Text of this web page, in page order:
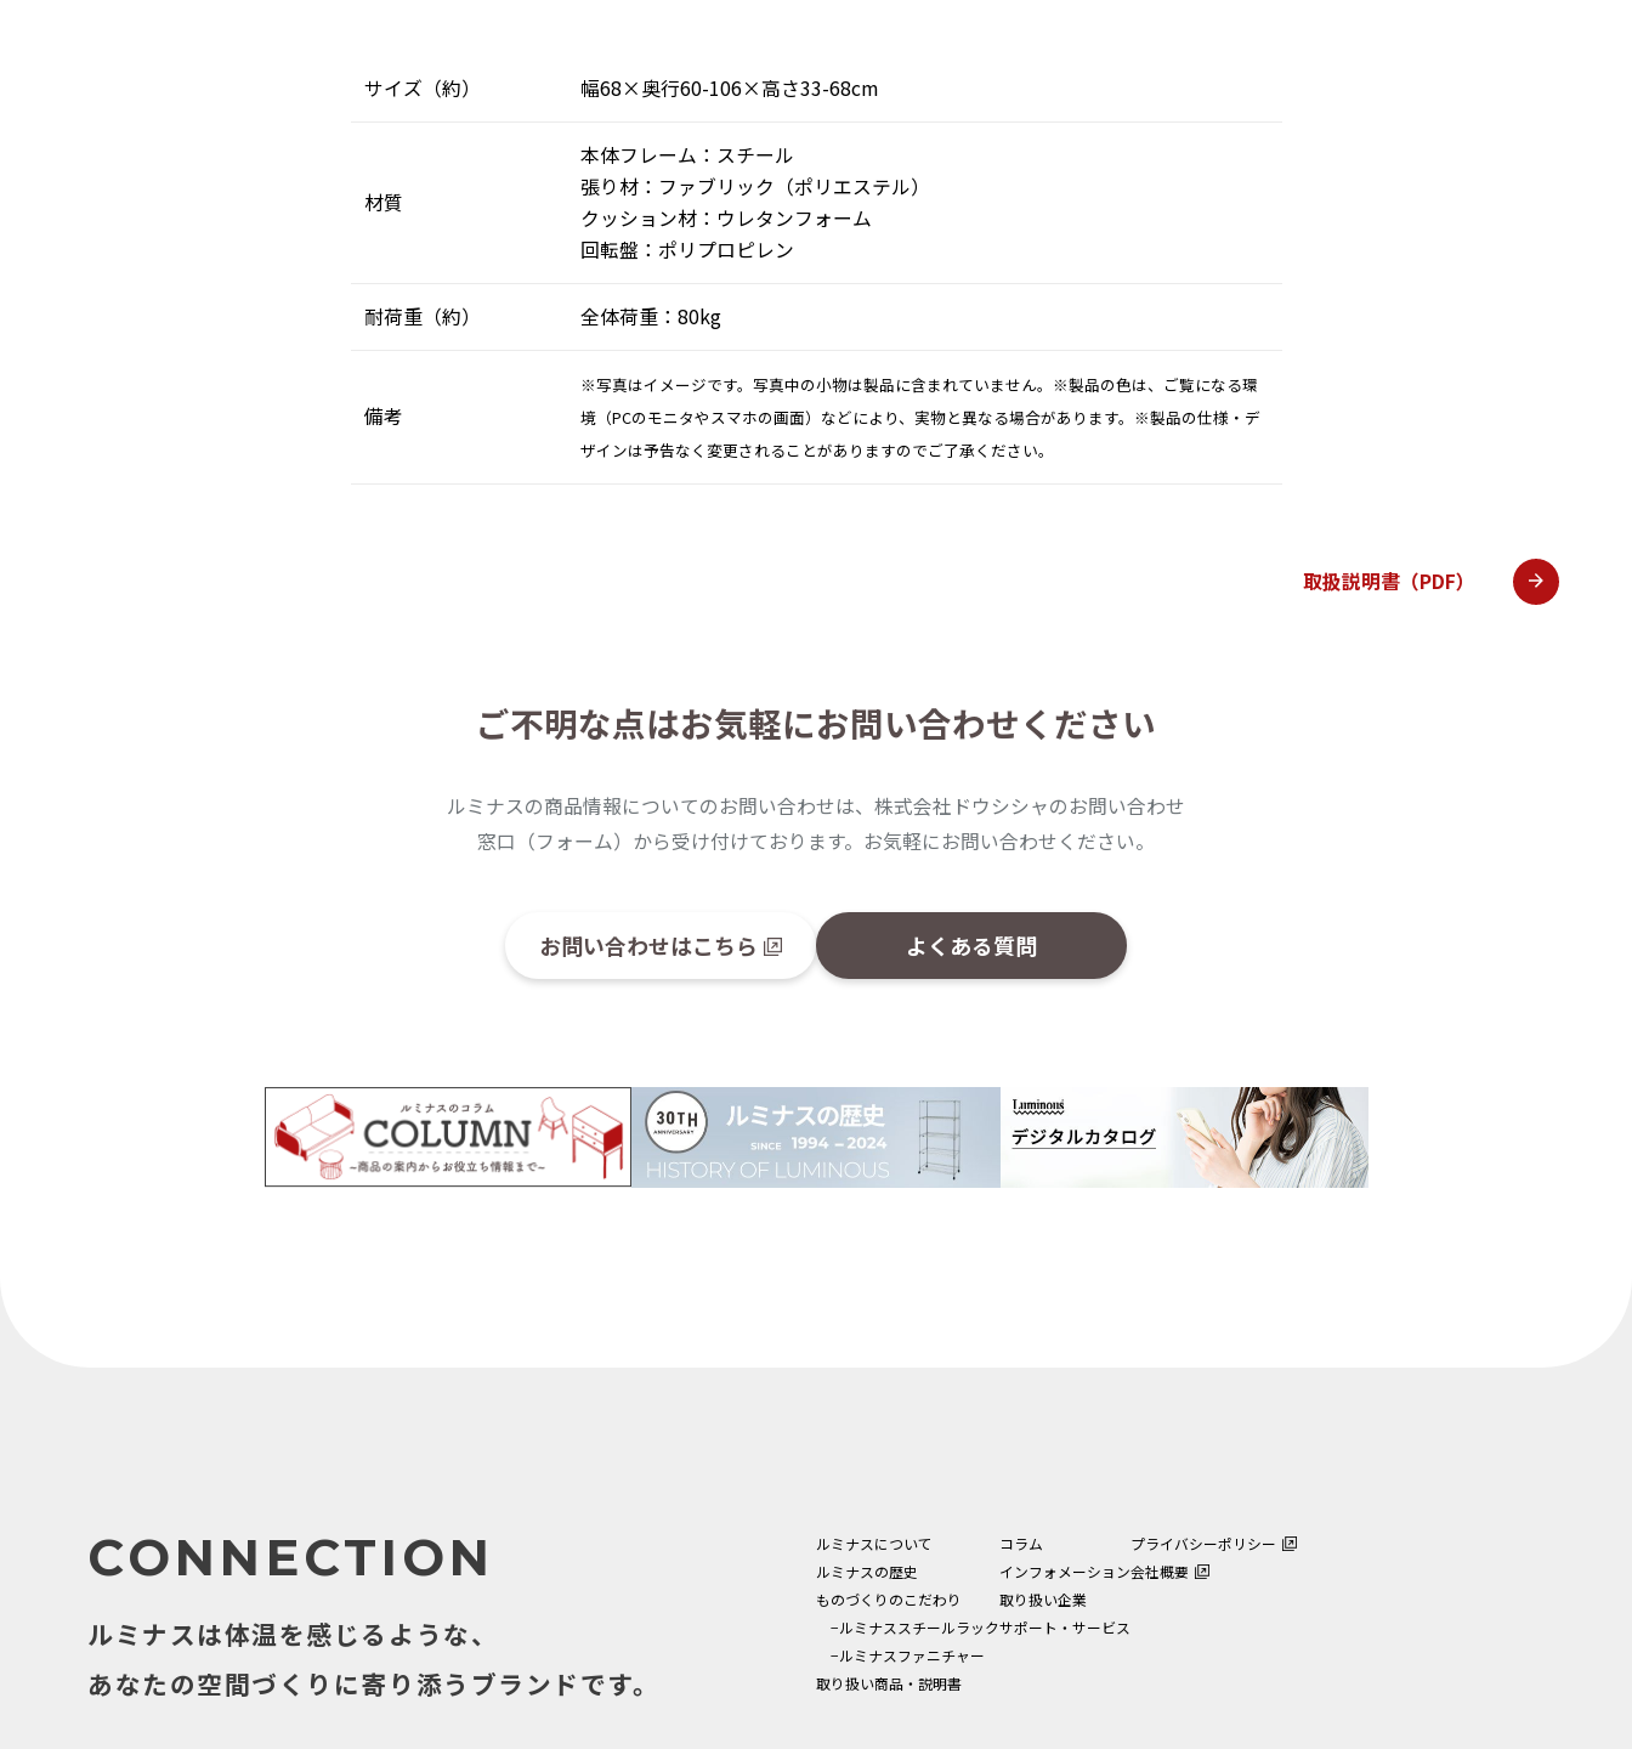
サイズ（約） 幅68×奥行60-106×高さ33-68cm
材質
本体フレーム：スチール
張り材：ファブリック（ポリエステル）
クッション材：ウレタンフォーム
回転盤：ポリプロピレン
耐荷重（約） 全体荷重：80kg
備考
※写真はイメージです。写真中の小物は製品に含まれていません。※製品の色は、ご覧になる環
境（PCのモニタやスマホの画面）などにより、実物と異なる場合があります。※製品の仕様・デ
ザインは予告なく変更されることがありますのでご了承ください。
取扱説明書（PDF）
ご不明な点はお気軽にお問い合わせください
ルミナスの商品情報についてのお問い合わせは、株式会社ドウシシャのお問い合わせ
窓口（フォーム）から受け付けております。お気軽にお問い合わせください。
お問い合わせはこちら よくある質問
ルミナスについて
ルミナスの歴史
ものづくりのこだわり
−ルミナススチールラック
−ルミナスファニチャー
取り扱い商品・説明書
コラム
インフォメーション
取り扱い企業
サポート・サービス
プライバシーポリシー
会社概要
CONNECTION
ルミナスは体温を感じるような、
あなたの空間づくりに寄り添うブランドです。